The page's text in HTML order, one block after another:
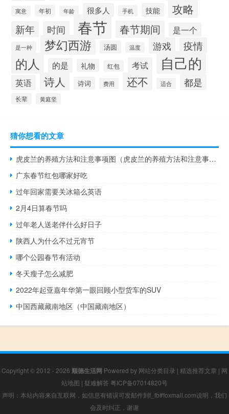
寓意 年初 年龄 很多人 手机 技能 攻略
新年 时间 春节 春节期间 是一个
是一种 梦幻西游 汤圆 温度 游戏 疫情
的人 的是 礼物 红包 考试 自己的
英语 诗人 诗词 费用 还不 适合 都是
长辈 黄庭坚
猜你想看的文章
虎皮兰的养殖方法和注意事项图（虎皮兰的养殖方法和注意事项）
广东春节红包哪家好吃
过年回家需要关冰箱么英语
2月4日算春节吗
过年老人送老伴什么好日子
陕西人为什么不过元宵节
哪个公园春节有活动
冬天瘦子怎么减肥
2022年起亚嘉年华第一眼回顾小型货车的SUV
中国西藏藏南地区（中国藏南地区）
Copyright © 2012 - 2026 顺德生活网 Powered by 网站分类目录 | 精选推荐文章 | 网
站地图 | 疑难解答 粤ICP备07014820号
声明：本站内容来自互联网，如信息有错误可发邮件到f_fb#foxmail.com说明，我们
会及时纠正，谢谢